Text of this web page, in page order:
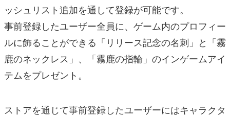
ッシュリスト追加を通して登録が可能です。
事前登録したユーザー全員に、ゲーム内のプロフィー
ルに飾ることができる「リリース記念の名刺」と「霧
鹿のネックレス」、「霧鹿の指輪」のインゲームアイ
テムをプレゼント。
ストアを通じて事前登録したユーザーにはキャラクタ